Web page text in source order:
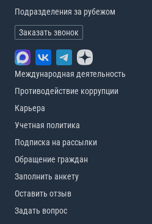
Подразделения за рубежом
Заказать звонок
Международная деятельность
Противодействие коррупции
Карьера
Учетная политика
Подписка на рассылки
Обращение граждан
Заполнить анкету
Оставить отзыв
Задать вопрос